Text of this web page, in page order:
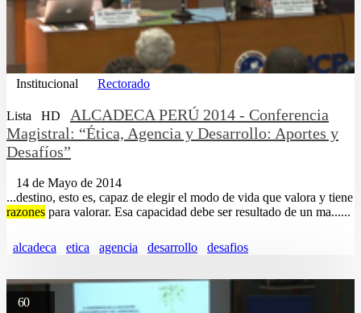
Institucional Rectorado
Lista HD
ALCADECA PERÚ 2014 - Conferencia
Magistral: “Ética, Agencia y Desarrollo: Aportes y
Desafíos”
14 de Mayo de 2014
...destino, esto es, capaz de elegir el modo de vida que valora y tiene
razones para valorar. Esa capacidad debe ser resultado de un ma......
alcadeca etica agencia desarrollo desafios
60